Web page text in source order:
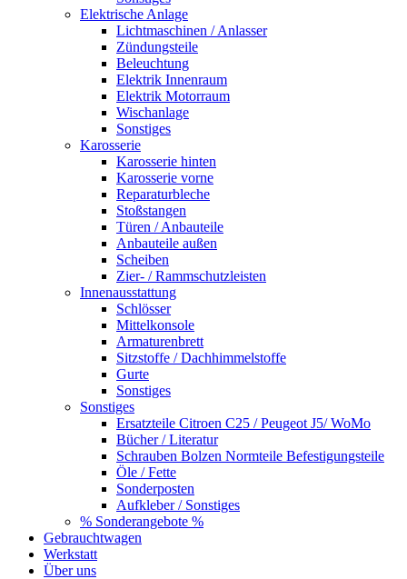
Elektrische Anlage
Lichtmaschinen / Anlasser
Zündungsteile
Beleuchtung
Elektrik Innenraum
Elektrik Motorraum
Wischanlage
Sonstiges
Karosserie
Karosserie hinten
Karosserie vorne
Reparaturbleche
Stoßstangen
Türen / Anbauteile
Anbauteile außen
Scheiben
Zier- / Rammschutzleisten
Innenausstattung
Schlösser
Mittelkonsole
Armaturenbrett
Sitzstoffe / Dachhimmelstoffe
Gurte
Sonstiges
Sonstiges
Ersatzteile Citroen C25 / Peugeot J5/ WoMo
Bücher / Literatur
Schrauben Bolzen Normteile Befestigungsteile
Öle / Fette
Sonderposten
Aufkleber / Sonstiges
% Sonderangebote %
Gebrauchtwagen
Werkstatt
Über uns